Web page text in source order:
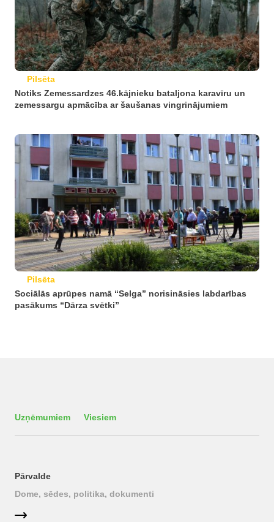
Pilsēta
Notiks Zemessardzes 46.kājnieku bataljona karavīru un
zemessargu apmācība ar šaušanas vingrinājumiem
Pilsēta
Sociālās aprūpes namā “Selga” norisināsies labdarības
pasākums “Dārza svētki”
Uzņēmumiem Viesiem
Pārvalde
Dome, sēdes, politika, dokumenti